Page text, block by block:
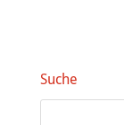
Suche